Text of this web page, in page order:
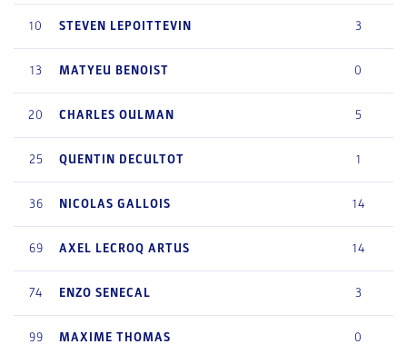
10 STEVEN LEPOITTEVIN 3
13 MATYEU BENOIST 0
20 CHARLES OULMAN 5
25 QUENTIN DECULTOT 1
36 NICOLAS GALLOIS 14
69 AXEL LECROQ ARTUS 14
74 ENZO SENECAL 3
99 MAXIME THOMAS 0